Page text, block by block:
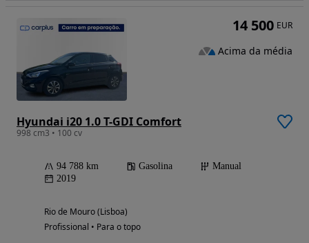
Hyundai i20 1.0 T-GDI Comfort
998 cm3 • 100 cv
94 788 km Gasolina
Manual
2019
Rio de Mouro (Lisboa)
Profissional • Para o topo
14 500 EUR
Acima da média